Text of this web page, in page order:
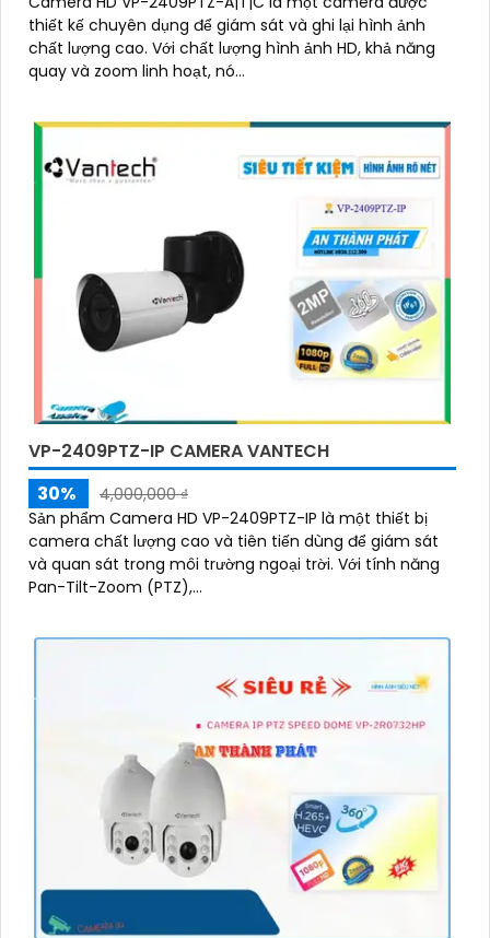
thiết kế chuyên dụng để giám sát và ghi lại hình ảnh
chất lượng cao. Với chất lượng hình ảnh HD, khả năng
quay và zoom linh hoạt, nó...
VP-2409PTZ-IP CAMERA VANTECH
30%
4,000,000 ₫
Sản phẩm Camera HD VP-2409PTZ-IP là một thiết bị
camera chất lượng cao và tiên tiến dùng để giám sát
và quan sát trong môi trường ngoại trời. Với tính năng
Pan-Tilt-Zoom (PTZ),...